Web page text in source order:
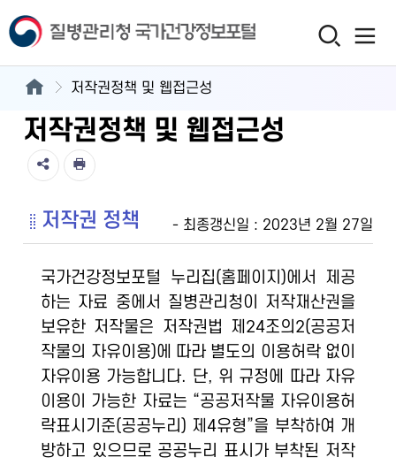
저작권정책 및 웹접근성
저작권정책 및 웹접근성
- 최종갱신일 : 2023년 2월 27일
저작권 정책
국가건강정보포털 누리집(홈페이지)에서 제공
하는 자료 중에서 질병관리청이 저작재산권을
보유한 저작물은 저작권법 제24조의2(공공저
작물의 자유이용)에 따라 별도의 이용허락 없이
자유이용 가능합니다. 단, 위 규정에 따라 자유
이용이 가능한 자료는 “공공저작물 자유이용허
락표시기준(공공누리) 제4유형”을 부착하여 개
방하고 있으므로 공공누리 표시가 부착된 저작